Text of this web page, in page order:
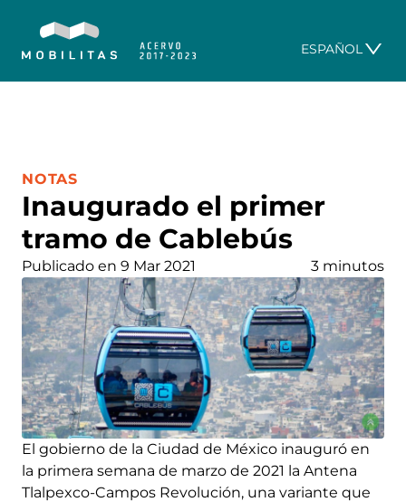
ESPAÑOL
Inaugurado el primer
tramo de Cablebús
CATEGORÍA:
NOTAS
Publicado en 9 Mar 2021 3 minutos
El gobierno de la Ciudad de México inauguró en
la primera semana de marzo de 2021 la Antena
Tlalpexco-Campos Revolución, una variante que